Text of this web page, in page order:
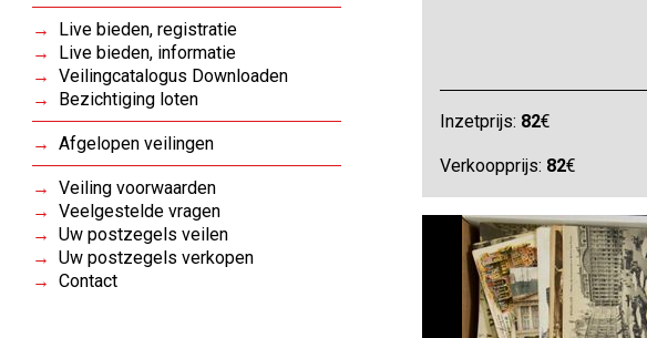
Live bieden, registratie
Live bieden, informatie
Veilingcatalogus Downloaden
Bezichtiging loten
Afgelopen veilingen
Veiling voorwaarden
Veelgestelde vragen
Uw postzegels veilen
Uw postzegels verkopen
Contact
Inzetprijs: 82€
Verkoopprijs: 82€